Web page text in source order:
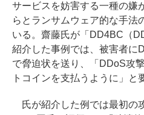
サービスを妨害する一種の嫌
らとランサムウェア的な手法
いる。齋藤氏が「DD4BC（
紹介した事例では、被害者に
で脅迫状を送り、「DDoS攻
トコインを支払うように」と
氏が紹介した例では最初の